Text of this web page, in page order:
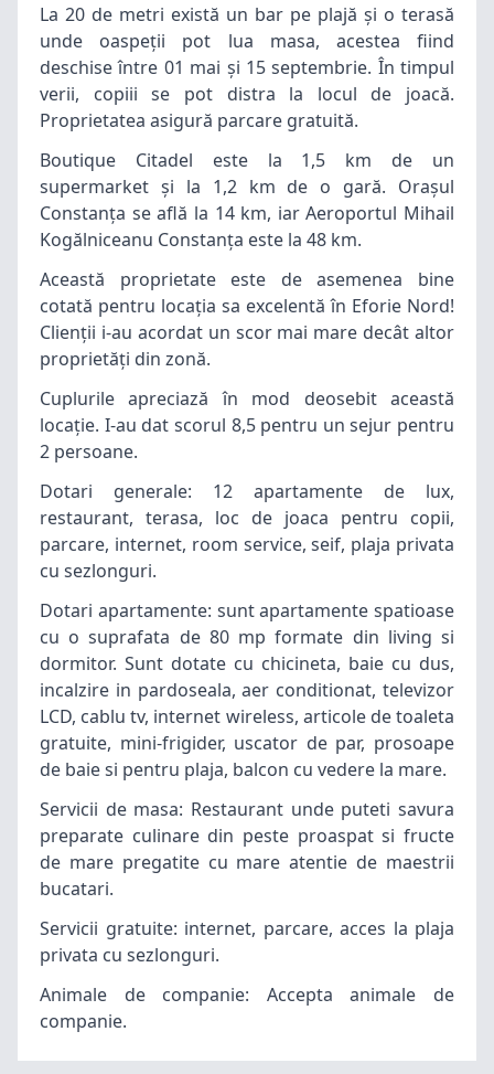
La 20 de metri există un bar pe plajă şi o terasă
unde oaspeţii pot lua masa, acestea fiind
deschise între 01 mai şi 15 septembrie. În timpul
verii, copiii se pot distra la locul de joacă.
Proprietatea asigură parcare gratuită.
Boutique Citadel este la 1,5 km de un
supermarket şi la 1,2 km de o gară. Oraşul
Constanţa se află la 14 km, iar Aeroportul Mihail
Kogălniceanu Constanţa este la 48 km.
Această proprietate este de asemenea bine
cotată pentru locația sa excelentă în Eforie Nord!
Clienții i-au acordat un scor mai mare decât altor
proprietăți din zonă.
Cuplurile apreciază în mod deosebit această
locaţie. I-au dat scorul 8,5 pentru un sejur pentru
2 persoane.
Dotari generale: 12 apartamente de lux,
restaurant, terasa, loc de joaca pentru copii,
parcare, internet, room service, seif, plaja privata
cu sezlonguri.
Dotari apartamente: sunt apartamente spatioase
cu o suprafata de 80 mp formate din living si
dormitor. Sunt dotate cu chicineta, baie cu dus,
incalzire in pardoseala, aer conditionat, televizor
LCD, cablu tv, internet wireless, articole de toaleta
gratuite, mini-frigider, uscator de par, prosoape
de baie si pentru plaja, balcon cu vedere la mare.
Servicii de masa: Restaurant unde puteti savura
preparate culinare din peste proaspat si fructe
de mare pregatite cu mare atentie de maestrii
bucatari.
Servicii gratuite: internet, parcare, acces la plaja
privata cu sezlonguri.
Animale de companie: Accepta animale de
companie.